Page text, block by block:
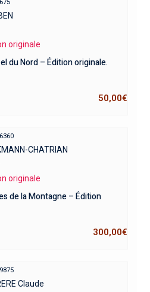
originale
du Nord – Édition originale.
50,00€
CHATRIAN
originale
de la Montagne – Édition
300,00€
Claude